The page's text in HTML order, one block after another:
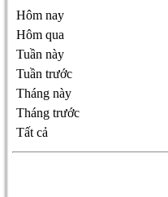
Hôm nay
Hôm qua
Tuần này
Tuần trước
Tháng này
Tháng trước
Tất cả